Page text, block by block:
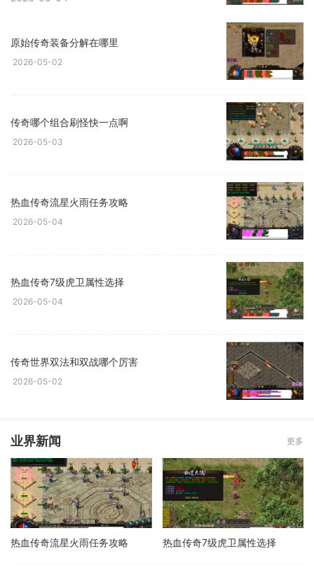
原始传奇装备分解在哪里
2026-05-02
传奇哪个组合刷怪快一点啊
2026-05-03
热血传奇流星火雨任务攻略
2026-05-04
热血传奇7级虎卫属性选择
2026-05-04
传奇世界双法和双战哪个厉害
2026-05-02
业界新闻 更多
热血传奇流星火雨任务攻略 热血传奇7级虎卫属性选择